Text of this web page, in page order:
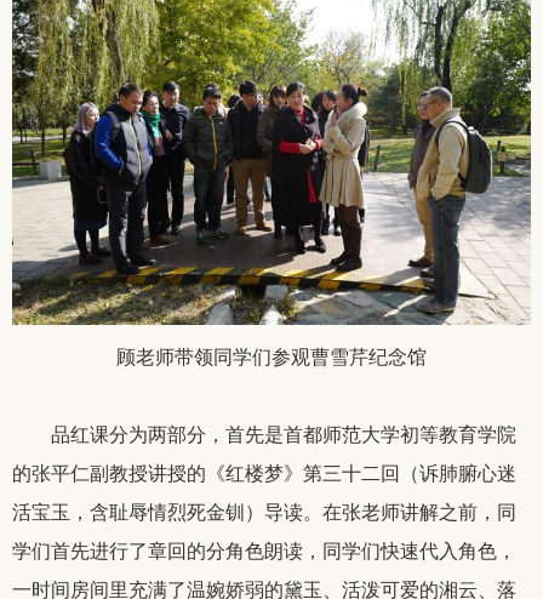
顾老师带领同学们参观曹雪芹纪念馆
品红课分为两部分，首先是首都师范大学初等教育学院
的张平仁副教授讲授的《红楼梦》第三十二回（诉肺腑心迷
活宝玉，含耻辱情烈死金钏）导读。在张老师讲解之前，同
学们首先进行了章回的分角色朗读，同学们快速代入角色，
一时间房间里充满了温婉娇弱的黛玉、活泼可爱的湘云、落